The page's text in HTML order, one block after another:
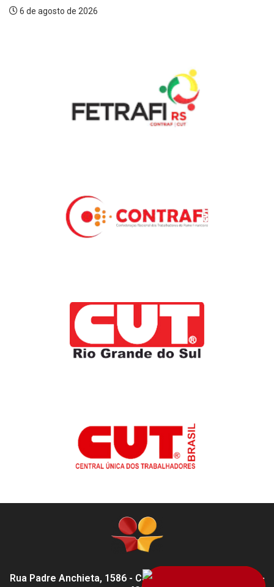
6 de agosto de 2026
Rua Padre Anchieta, 1586 - Centro, Pelotas - RS,
96015-